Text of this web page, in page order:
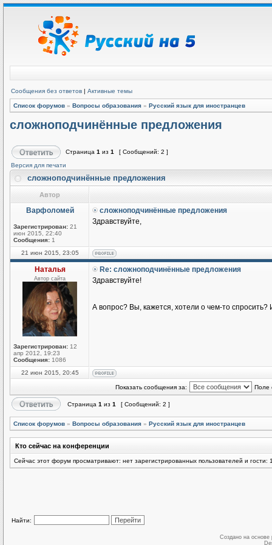
Сообщения без ответов | Активные темы
Список форумов » Вопросы образования » Русский язык для иностранцев
сложноподчинённые предложения
Страница 1 из 1
[ Сообщений: 2 ]
Версия для печати
сложноподчинённые предложения
Автор
Варфоломей
Зарегистрирован: 21
июн 2015, 22:40
Сообщения: 1
сложноподчинённые предложения
Здравствуйте,
21 июн 2015, 23:05
Наталья
Автор сайта
Зарегистрирован: 12
апр 2012, 19:23
Сообщения: 1086
Re: сложноподчинённые предложения
Здравствуйте!
А вопрос? Вы, кажется, хотели о чем-то
22 июн 2015, 20:45
Показать сообщения за: Поле
Страница 1 из 1 [ Сообщений: 2 ]
Список форумов » Вопросы образования » Русский язык для иностранцев
Кто сейчас на конференции
Сейчас этот форум просматривают: нет зарегистрированных пользователей и гости:
Найти:
Создано на основе